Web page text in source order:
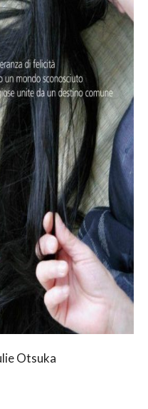
Otsuka